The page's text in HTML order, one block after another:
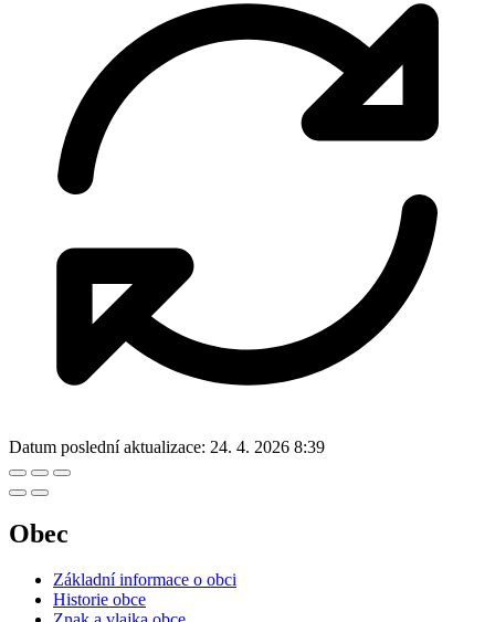
Datum poslední aktualizace: 24. 4. 2026 8:39
Obec
Základní informace o obci
Historie obce